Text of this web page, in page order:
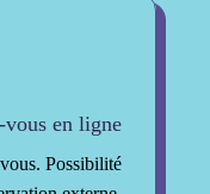
vous en ligne
Possibilité